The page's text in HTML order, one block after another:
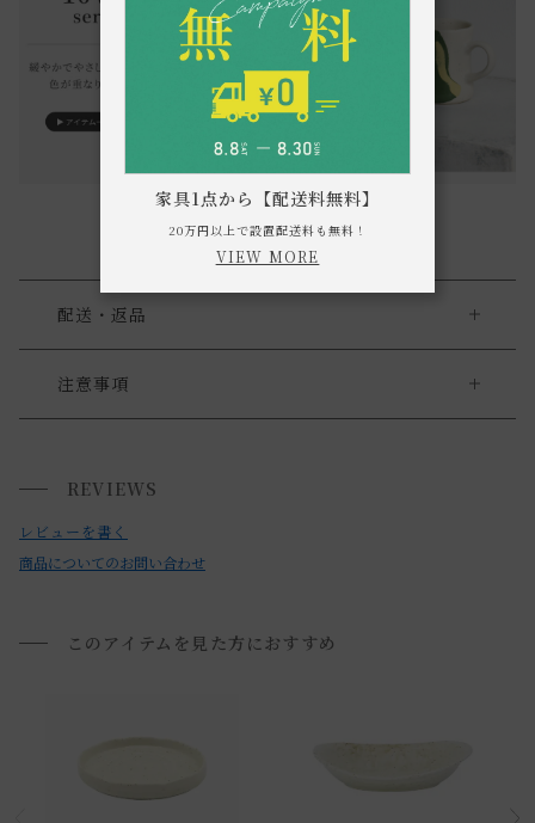
配送・返品
送料について
小型商品は、11,000円(税込)以上のお買い上げで
注意事項
・急激な温度変化には弱く、過度な急熱・急冷や直火での使
用は、ヒビ割れや破損の原因になります。
温まった食器を水に浸けたり、冷えた食器を温まったオー
・製造工程上、製品サイズや形状に個体差がございます。
・本製品は、器の成形時に内側の胎土を外側の胎土で包み込
その過程で、外側の色の胎土が内外に流れ込み、様々な表
REVIEWS
レビューを書く
商品についてのお問い合わせ
このアイテムを見た方におすすめ
家具1点から【配送料無料】
20万円以上で設置配送料も無料！
VIEW MORE